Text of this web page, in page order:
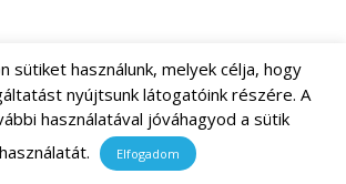
HOZZÁSZÓLÁSOK
sütiket használunk, melyek célja, hogy
nyújtsunk látogatóink részére. A
használatával jóváhagyod a sütik
használatát.
Elfogadom